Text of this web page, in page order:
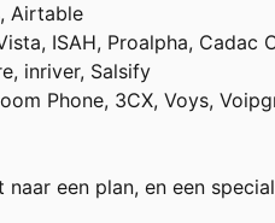
Airtable
ISAH, Proalpha, Cadac
inriver, Salsify
Phone, 3CX, Voys,
een plan, en een